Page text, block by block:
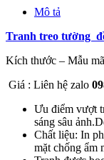
Mô tả
Tranh treo tường
Kích thước – Mẫu
Giá : Liên hệ zalo
Ưu điểm vượt
sáng sâu
Chất liệu: In
mặt chống ẩm